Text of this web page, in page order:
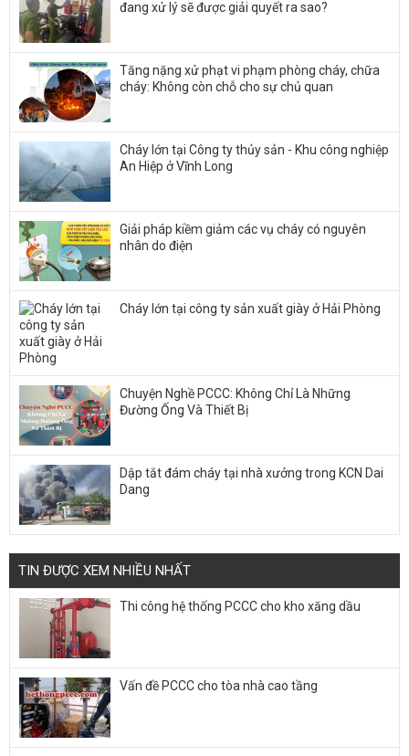
đang xử lý sẽ được giải quyết ra sao?
Tăng nặng xử phạt vi phạm phòng cháy, chữa
cháy: Không còn chỗ cho sự chủ quan
Cháy lớn tại Công ty thủy sản - Khu công nghiệp
An Hiệp ở Vĩnh Long
Giải pháp kiềm giảm các vụ cháy có nguyên
nhân do điện
Cháy lớn tại công ty sản xuất giày ở Hải Phòng
Chuyện Nghề PCCC: Không Chỉ Là Những
Đường Ống Và Thiết Bị
Dập tắt đám cháy tại nhà xưởng trong KCN Dai
Dang
TIN ĐƯỢC XEM NHIỀU NHẤT
Thi công hệ thống PCCC cho kho xăng dầu
Vấn đề PCCC cho tòa nhà cao tầng